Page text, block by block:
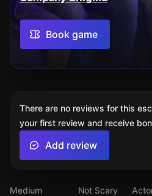
Book game
Medium
Not Scary
There are no reviews for this
your first review and receive
Add review